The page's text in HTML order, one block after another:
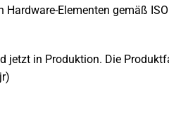
Elementen gemäß
jetzt in Produktion. Die